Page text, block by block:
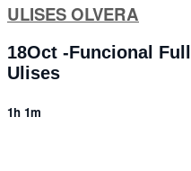
ULISES OLVERA
18Oct -Funcional
Ulises
1h 1m